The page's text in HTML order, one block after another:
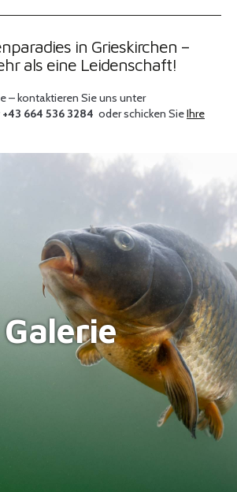
in Grieskirchen –
als eine Leidenschaft!
– kontaktieren Sie uns unter
664 536 3284 oder schicken SieIhre
Galerie